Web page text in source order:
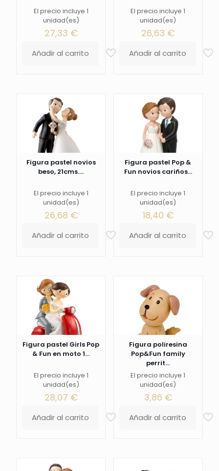
El precio incluye 1
unidad(es)
27,33 €
Añadir al carrito
El precio incluye 1
unidad(es)
26,63 €
Añadir al carrito
Figura pastel novios
beso, 21cms....
El precio incluye 1
unidad(es)
26,68 €
Añadir al carrito
Figura pastel Pop &
Fun novios cariños...
El precio incluye 1
unidad(es)
18,40 €
Añadir al carrito
Figura pastel Girls Pop
& Fun en moto 1...
El precio incluye 1
unidad(es)
28,07 €
Añadir al carrito
Figura poliresina
Pop&Fun family
perrit...
El precio incluye 1
unidad(es)
3,86 €
Añadir al carrito